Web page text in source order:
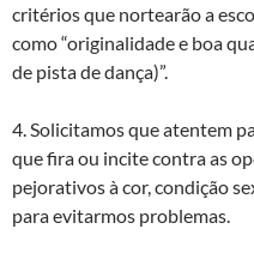
critérios que nortearão a
como “originalidade e boa
de pista de dança)”.
4. Solicitamos que atentem
que fira ou incite contra as
pejorativos à cor, condição
para evitarmos problemas.